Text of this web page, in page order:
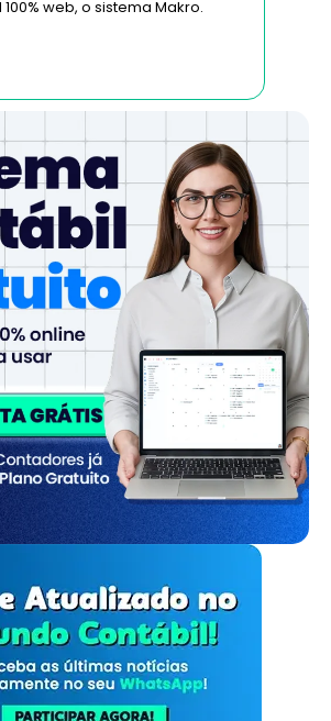
web, o sistema Makro.